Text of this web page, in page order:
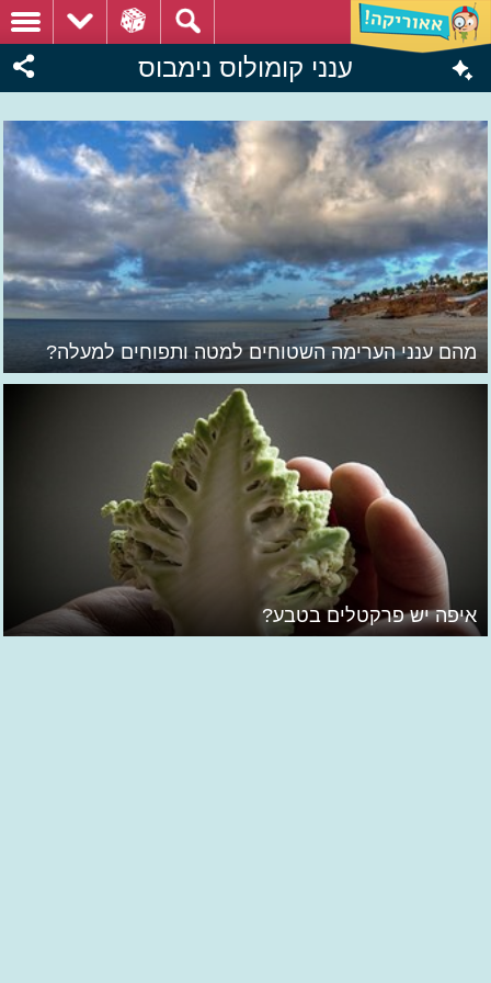
ענני קומולוס נימבוס
מהם ענני הערימה השטוחים למטה ותפוחים למעלה?
איפה יש פרקטלים בטבע?